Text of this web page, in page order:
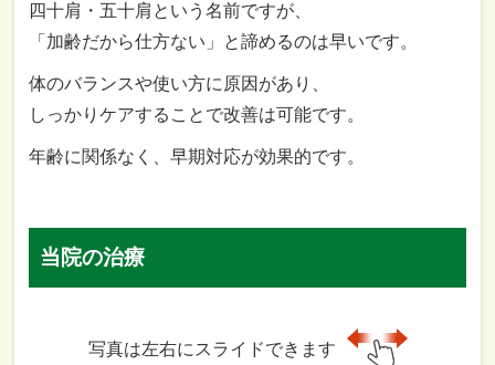
四十肩・ 五十肩 という名前ですが、
「 加齢だから仕方ない」 と諦めるのは早いです。
体のバランスや使い方に 原因 があり、
しっかりケアする こと で改善は可能です。
年齢に関係なく、早期対応が効果的です。
当院の治療
写真は左右にスライドできます